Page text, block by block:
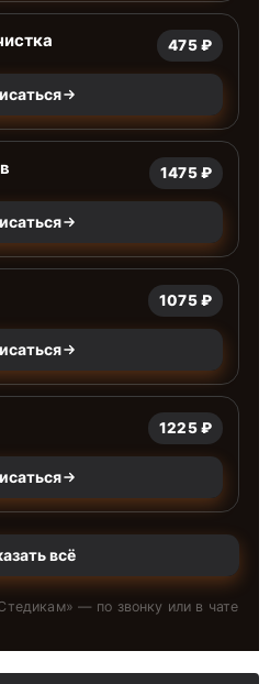
475 ₽
1475 ₽
1075 ₽
1225 ₽
всё
» — по звонку или в чате